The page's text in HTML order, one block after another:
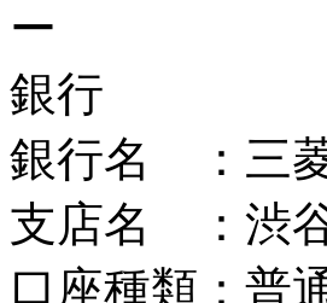
ー
銀行
銀行名 ：三
支店名 ：渋
口座種類：普